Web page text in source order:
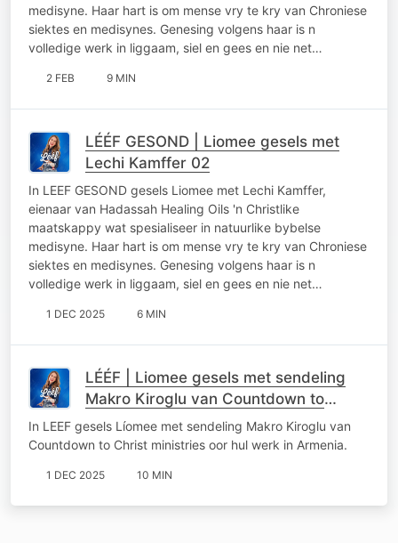
medisyne. Haar hart is om mense vry te kry van Chroniese
siektes en medisynes. Genesing volgens haar is n
volledige werk in liggaam, siel en gees en nie net…
2 FEB 9 MIN
LÉÉF GESOND | Liomee gesels met
Lechi Kamffer 02
In LEEF GESOND gesels Liomee met Lechi Kamffer,
eienaar van Hadassah Healing Oils 'n Christlike
maatskappy wat spesialiseer in natuurlike bybelse
medisyne. Haar hart is om mense vry te kry van Chroniese
siektes en medisynes. Genesing volgens haar is n
volledige werk in liggaam, siel en gees en nie net…
1 DEC 2025 6 MIN
LÉÉF | Liomee gesels met sendeling
Makro Kiroglu van Countdown to
Christ
In LEEF gesels Líomee met sendeling Makro Kiroglu van
Countdown to Christ ministries oor hul werk in Armenia.
1 DEC 2025 10 MIN